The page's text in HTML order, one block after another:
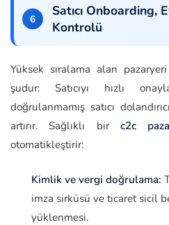
Satıcı Onboarding,
Kontrolü
Yüksek sıralama alan
şudur: Satıcıyı hızlı
doğrulanmamış satıcı
artırır. Sağlıklı bir c2c
otomatikleştirir:
Kimlik ve vergi doğrulama:
imza sirküsü ve ticaret sicil
yüklenmesi.